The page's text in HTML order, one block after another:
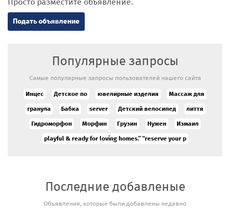
Подать объявление
Популярные запросы
Самые популярные запросы пользователей нашего сайта
Инцес Детское по ювелирные изделия Массаж для
гранула Бабка server Детский велосипед лиття
Гидроморфон Морфин Грузин Нужен Измаил
playful & ready for loving homes.” “reserve your p
Последние добавленые
Объявления, которые были добавлены недавно